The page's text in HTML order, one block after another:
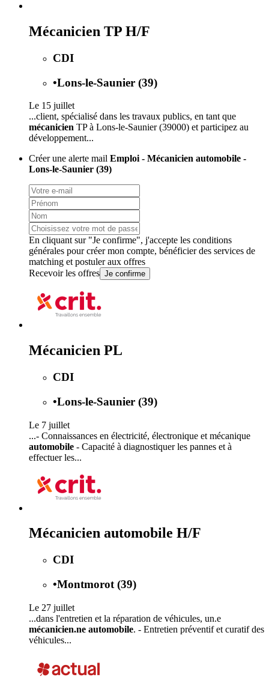
Mécanicien TP H/F
CDI
•Lons-le-Saunier (39)
Le 15 juillet
...client, spécialisé dans les travaux publics, en tant que
mécanicien TP à Lons-le-Saunier (39000) et participez au
développement...
Créer une alerte mail Emploi - Mécanicien automobile -
Lons-le-Saunier (39)
En cliquant sur "Je confirme", j'accepte les conditions
générales pour créer mon compte, bénéficier des services de
matching et postuler aux offres
Recevoir les offres Je confirme
Mécanicien PL
CDI
•Lons-le-Saunier (39)
Le 7 juillet
...- Connaissances en électricité, électronique et mécanique
automobile - Capacité à diagnostiquer les pannes et à
effectuer les...
Mécanicien automobile H/F
CDI
•Montmorot (39)
Le 27 juillet
...dans l'entretien et la réparation de véhicules, un.e
mécanicien.ne automobile. - Entretien préventif et curatif des
véhicules...